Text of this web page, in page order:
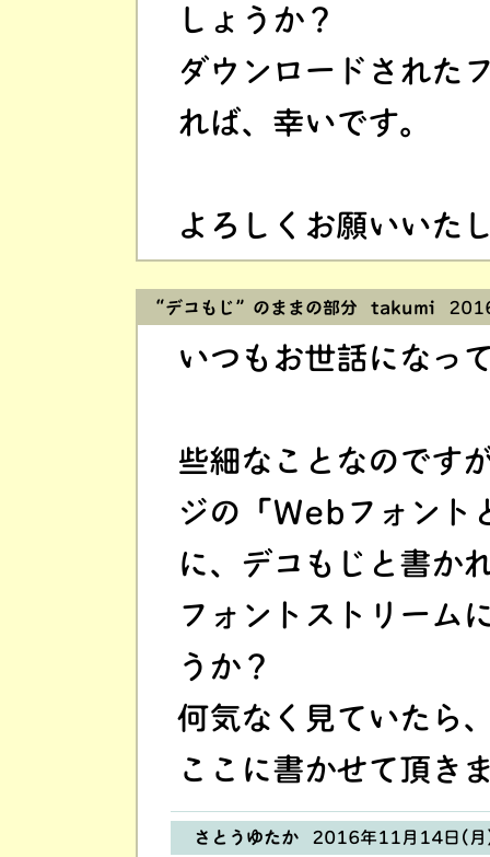
しょうか？
ダウンロードされた
れば、幸いです。
よろしくお願いいた
“デコもじ”のままの部分 takumi
いつもお世話になっ
些細なことなのです
ジの「Webフォント
に、デコもじと書か
フォントストリーム
うか？
何気なく見ていたら
ここに書かせて頂き
さとうゆたか 2016年11月14日(